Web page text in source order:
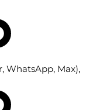
WhatsApp, Max),